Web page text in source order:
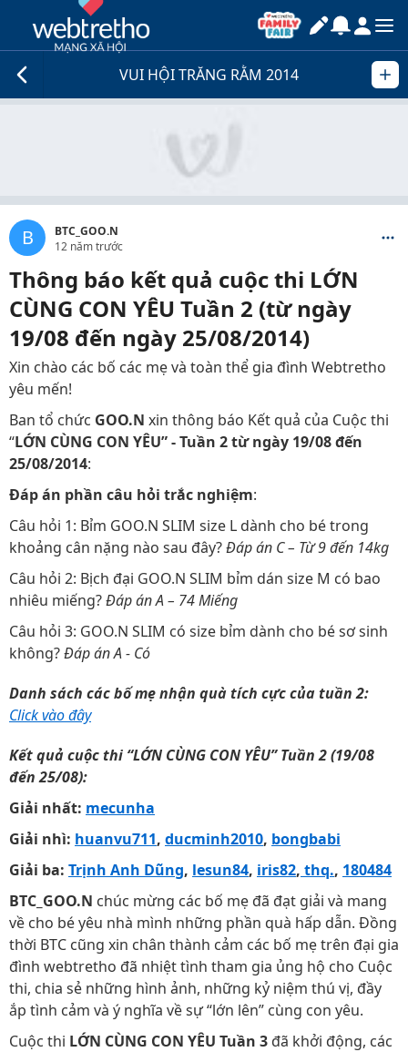
VUI HỘI TRĂNG RẰM 2014
B
BTC_GOO.N
12 năm trước
Thông báo kết quả cuộc thi LỚN
CÙNG CON YÊU Tuần 2 (từ ngày
19/08 đến ngày 25/08/2014)
Xin chào các bố các mẹ và toàn thể gia đình Webtretho
yêu mến!
Ban tổ chức GOO.N xin thông báo Kết quả của Cuộc thi
“LỚN CÙNG CON YÊU” - Tuần 2 từ ngày 19/08 đến
25/08/2014:
Đáp án phần câu hỏi trắc nghiệm:
Câu hỏi 1: Bỉm GOO.N SLIM size L dành cho bé trong
khoảng cân nặng nào sau đây?Đáp án C – Từ 9 đến 14kg
Câu hỏi 2: Bịch đại GOO.N SLIM bỉm dán size M có bao
nhiêu miếng?Đáp án A – 74 Miếng
Câu hỏi 3: GOO.N SLIM có size bỉm dành cho bé sơ sinh
không?Đáp án A - Có
Danh sách các bố mẹ nhận quà tích cực của tuần 2:
Click vào đây
Kết quả cuộc thi “LỚN CÙNG CON YÊU” Tuần 2 (19/08
đến 25/08):
Giải nhất: mecunha
Giải nhì: huanvu711, ducminh2010, bongbabi
Giải ba: Trịnh Anh Dũng, lesun84, iris82, thq., 180484
BTC_GOO.N chúc mừng các bố mẹ đã đạt giải và mang
về cho bé yêu nhà mình những phần quà hấp dẫn. Đồng
thời BTC cũng xin chân thành cảm các bố mẹ trên đại gia
đình webtretho đã nhiệt tình tham gia ủng hộ cho Cuộc
thi, chia sẻ những hình ảnh, những kỷ niệm thú vị, đầy
ắp tình cảm và ý nghĩa về sự “lớn lên” cùng con yêu.
Cuộc thi LỚN CÙNG CON YÊU Tuần 3 đã khởi động, các